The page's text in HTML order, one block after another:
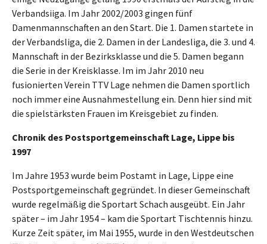
Verbandsiiga. Im Jahr 2002/2003 gingen fünf
Damenmannschaften an den Start. Die 1. Damen startete in
der Verbands­liga, die 2. Damen in der Landesli­ga, die 3. und 4.
Mannschaft in der Bezirksklasse und die 5. Damen begann
die Serie in der Kreisklasse. Im im Jahr 2010 neu
fusionierten Verein TTV Lage nehmen die Damen sportlich
noch immer eine Ausnahmestellung ein. Denn hier sind mit
die spielstärksten Frauen im Kreisgebiet zu finden.
Chronik des Postsportgemeinschaft Lage, Lippe bis
1997
Im Jahre 1953 wurde beim Postamt in Lage, Lippe eine
Postsportgemeinschaft gegründet. In dieser Gemeinschaft
wurde regelmäßig die Sportart Schach ausgeübt. Ein Jahr
später – im Jahr 1954 – kam die Sportart Tischtennis hinzu.
Kurze Zeit später, im Mai 1955, wurde in den Westdeutschen